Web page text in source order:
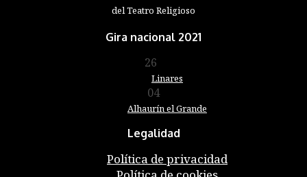
del Teatro Religioso
Gira nacional 2021
26
Linares
04
Alhaurín el Grande
Legalidad
Política de privacidad